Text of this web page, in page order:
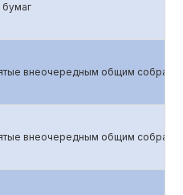
внеочередным общим
внеочередным общим